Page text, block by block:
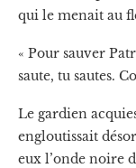
qui le menait au
« Pour sauver
saute, tu sautes.
Le gardien
engloutissait
eux l’onde noire